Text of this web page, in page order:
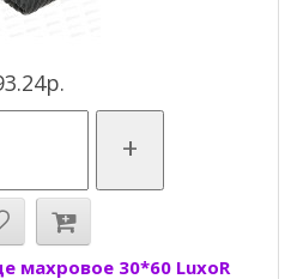
+
махровое 30*60 LuxoR